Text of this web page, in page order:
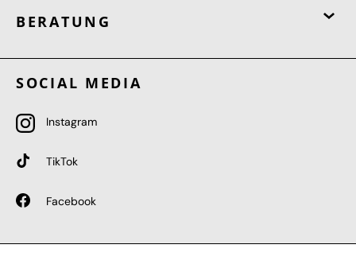
BERATUNG
SOCIAL MEDIA
Instagram
TikTok
Facebook